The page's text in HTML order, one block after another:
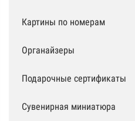
Картины по номерам
Органайзеры
Подарочные сертификаты
Сувенирная миниатюра